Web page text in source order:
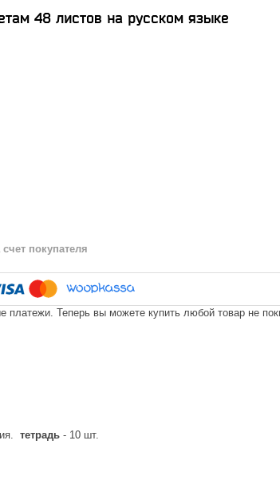
48 листов на русском языке
счет покупателя
платежи. Теперь вы можете купить любой товар не
тетрадь - 10 шт.